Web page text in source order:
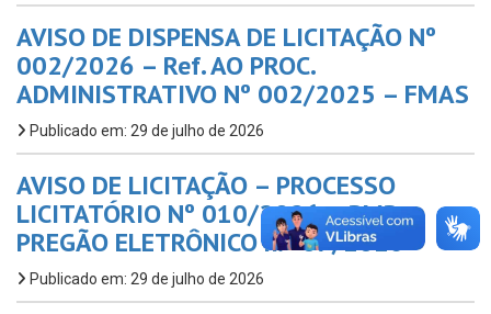
AVISO DE DISPENSA DE LICITAÇÃO Nº
002/2026 – Ref. AO PROC.
ADMINISTRATIVO Nº 002/2025 – FMAS
Publicado em: 29 de julho de 2026
AVISO DE LICITAÇÃO – PROCESSO
LICITATÓRIO Nº 010/2026 – PMP,
PREGÃO ELETRÔNICO n.º 07/2026
Publicado em: 29 de julho de 2026